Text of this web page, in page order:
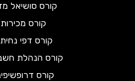
קורס סושיאל
קורס מכירות
קורס דפי
קורס הנהלת
קורס